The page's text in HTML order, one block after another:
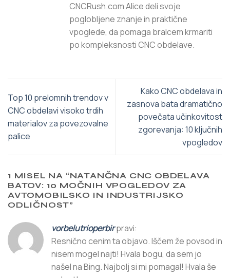
CNCRush.com Alice deli svoje
poglobljene znanje in praktične
vpoglede, da pomaga bralcem krmariti
po kompleksnosti CNC obdelave.
Top 10 prelomnih trendov v
CNC obdelavi visoko trdih
materialov za povezovalne
palice
Kako CNC obdelava in
zasnova bata dramatično
povečata učinkovitost
zgorevanja: 10 ključnih
vpogledov
1 MISEL NA “NATANČNA CNC OBDELAVA
BATOV: 10 MOČNIH VPOGLEDOV ZA
AVTOMOBILSKO IN INDUSTRIJSKO
ODLIČNOST”
vorbelutrioperbirpravi:
Resnično cenim ta objavo. Iščem že povsod in
nisem mogel najti! Hvala bogu, da sem jo
našel na Bing. Najbolj si mi pomagal! Hvala še